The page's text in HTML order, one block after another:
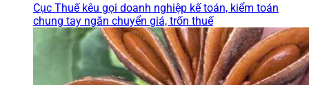
Cục Thuế kêu gọi doanh nghiệp kế toán, kiểm toán
chung tay ngăn chuyển giá, trốn thuế